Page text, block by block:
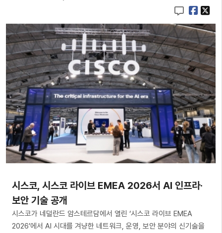
시스코, 시스코 라이브 EMEA 2026서 AI 인프라·
보안 기술 공개
시스코가 네덜란드 암스테르담에서 열린 ‘시스코 라이브 EMEA
2026’에서 AI 시대를 겨냥한 네트워크, 운영, 보안 분야의 신기술을